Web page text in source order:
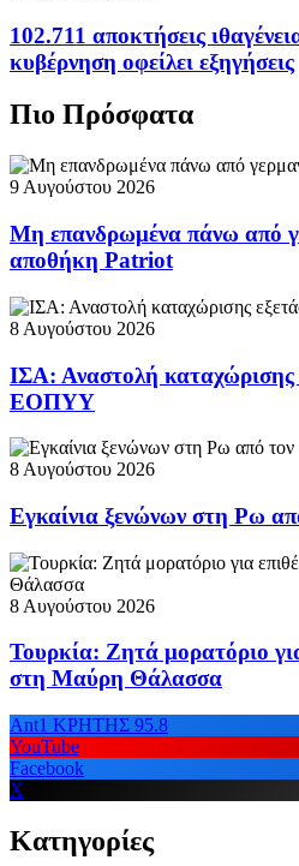
102.711 αποκτήσεις
κυβέρνηση οφείλει εξηγήσεις
Πιο Πρόσφατα
9 Αυγούστου 2026
Μη επανδρωμένα πάνω από
αποθήκη Patriot
8 Αυγούστου 2026
ΙΣΑ: Αναστολή καταχώρισης
ΕΟΠΥΥ
8 Αυγούστου 2026
Εγκαίνια ξενώνων στη Ρω
8 Αυγούστου 2026
Τουρκία: Ζητά μορατόριο
στη Μαύρη Θάλασσα
Ant1 ΚΡΗΤΗΣ 95.8
YouTube
Facebook
X
Κατηγορίες